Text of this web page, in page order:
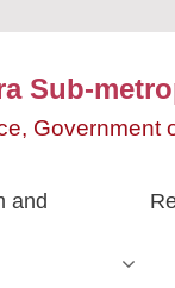
Sub-
Government
and